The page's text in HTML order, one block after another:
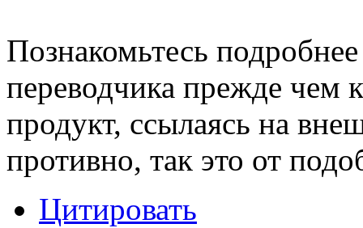
Познакомьтесь
переводчика прежде чем
продукт, ссылаясь на
противно, так это от
Цитировать